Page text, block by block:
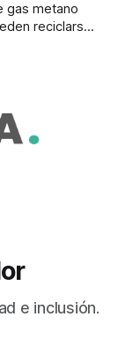
gas metano
reciclarse.
e inclusión.